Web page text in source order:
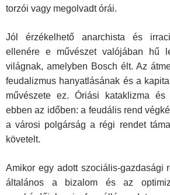
torzói vagy megolvadt órái.
Jól érzékelhető anarchista és
ellenére e művé­szet valójában hű
világnak, amelyben Bosch élt. Az
feudalizmus hanyatlásának és a
művészete ez. Óriási kataklizma és
ebben az időben: a feudális rend
a városi polgárság a régi rendet
követelt.
Amikor egy adott szociális-gazdasági
általános a bizalom és az